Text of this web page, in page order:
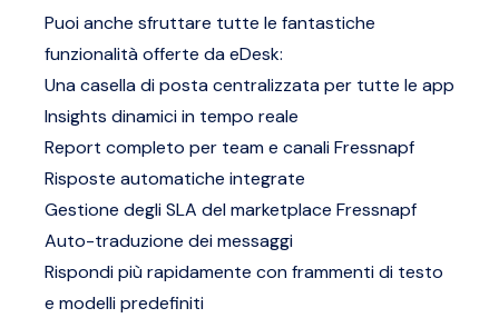
Puoi anche sfruttare tutte le fantastiche
funzionalità offerte da eDesk:
Una casella di posta centralizzata per tutte le app
Insights dinamici in tempo reale
Report completo per team e canali Fressnapf
Risposte automatiche integrate
Gestione degli SLA del marketplace Fressnapf
Auto-traduzione dei messaggi
Rispondi più rapidamente con frammenti di testo
e modelli predefiniti